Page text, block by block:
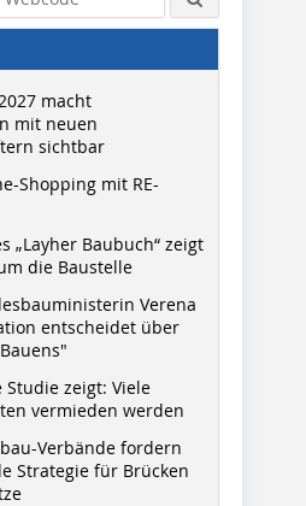
macht
mit neuen
sichtbar
Shopping mit RE-
„Layher Baubuch“ zeigt
die Baustelle
Verena
entscheidet über
Studie zeigt: Viele
vermieden werden
Verbände fordern
Strategie für Brücken